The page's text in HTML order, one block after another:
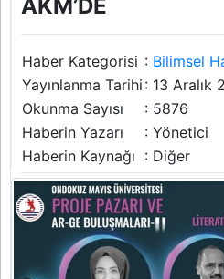
AKM’DE
Haber Kategorisi : Bilimsel
Yayınlanma Tarihi : 13 Aralık
Okunma Sayısı
: 5876
Haberin Yazarı
: Yönetici
Haberin Kaynağı : Diğer